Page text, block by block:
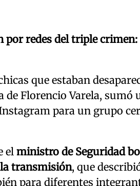
redes del triple
que estaban
de Florencio Varela, sumó
para un grupo
el ministro de Seguridad
transmisión, que
para diferentes